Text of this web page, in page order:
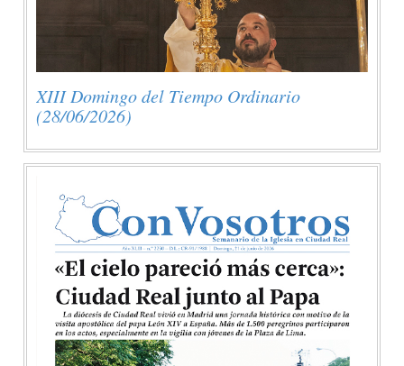
XIII Domingo del Tiempo Ordinario
(28/06/2026)